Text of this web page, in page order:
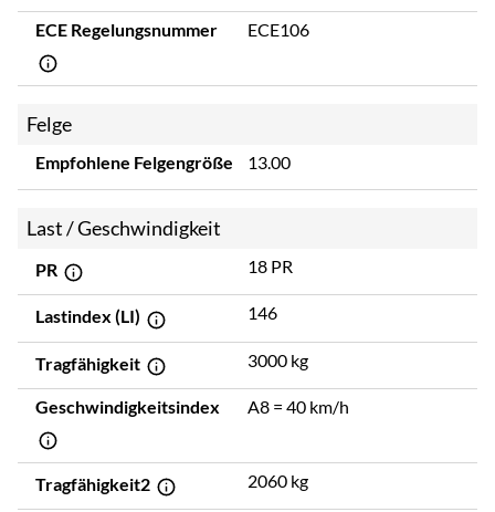
ECE Regelungsnummer ECE106
Felge
Empfohlene Felgengröße 13.00
Last / Geschwindigkeit
PR 18 PR
Lastindex (LI) 146
Tragfähigkeit 3000 kg
Geschwindigkeitsindex A8 = 40 km/h
Tragfähigkeit2 2060 kg